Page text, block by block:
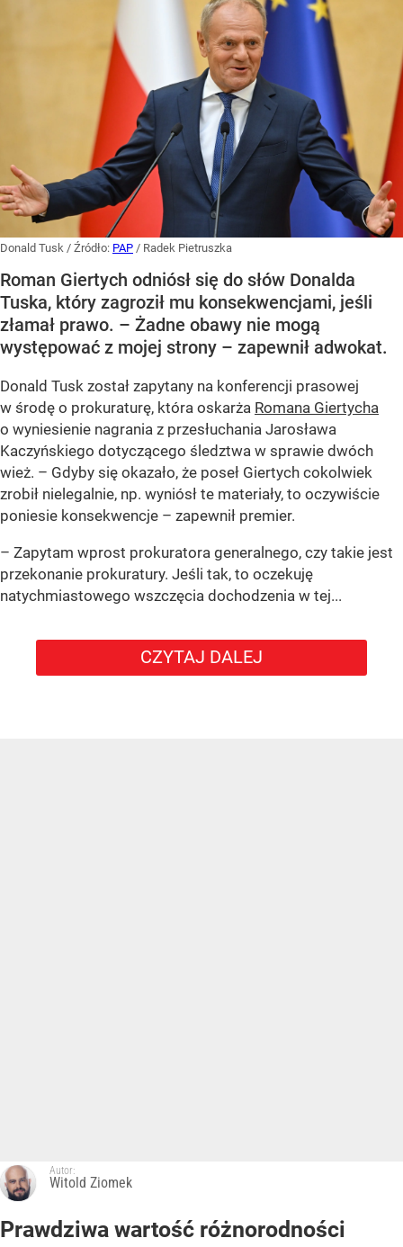
Donald Tusk / Źródło: PAP / Radek Pietruszka
Roman Giertych odniósł się do słów Donalda
Tuska, który zagroził mu konsekwencjami, jeśli
złamał prawo. – Żadne obawy nie mogą
występować z mojej strony – zapewnił adwokat.
Donald Tusk został zapytany na konferencji prasowej
w środę o prokuraturę, która oskarża Romana Giertycha
o wyniesienie nagrania z przesłuchania Jarosława
Kaczyńskiego dotyczącego śledztwa w sprawie dwóch
wież. – Gdyby się okazało, że poseł Giertych cokolwiek
zrobił nielegalnie, np. wyniósł te materiały, to oczywiście
poniesie konsekwencje – zapewnił premier.
– Zapytam wprost prokuratora generalnego, czy takie jest
przekonanie prokuratury. Jeśli tak, to oczekuję
natychmiastowego wszczęcia dochodzenia w tej...
CZYTAJ DALEJ
Autor:
Witold Ziomek
Prawdziwa wartość różnorodności